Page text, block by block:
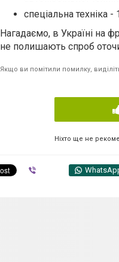
спеціальна техніка -
Нагадаємо, в Україні на
не полишають спроб
Якщо ви помітили помилку,
Ніхто ще не